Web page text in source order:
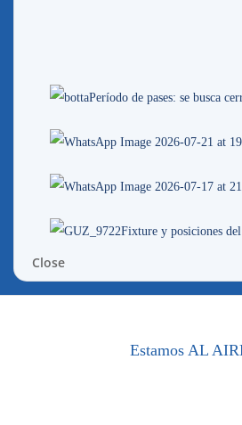
Período de pases: se busca
Fixture y posiciones
Close
Estamos AL